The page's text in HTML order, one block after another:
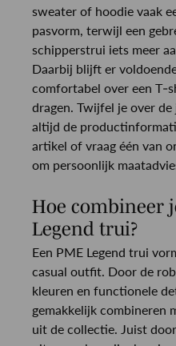
sweater of hoodie vaak
pasvorm, terwijl een
schipperstrui iets meer
Daarbij blijft er
comfortabel over een T-
dragen. Twijfel je over
altijd de
artikel of vraag één van
om persoonlijk
Hoe combineer
Legend trui?
Een PME Legend trui
casual outfit. Door de
kleuren en functionele
gemakkelijk combineren
uit de collectie. Juist